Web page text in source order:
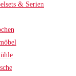
& Serien